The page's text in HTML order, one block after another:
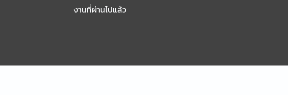
งานที่ผ่านไปแล้ว